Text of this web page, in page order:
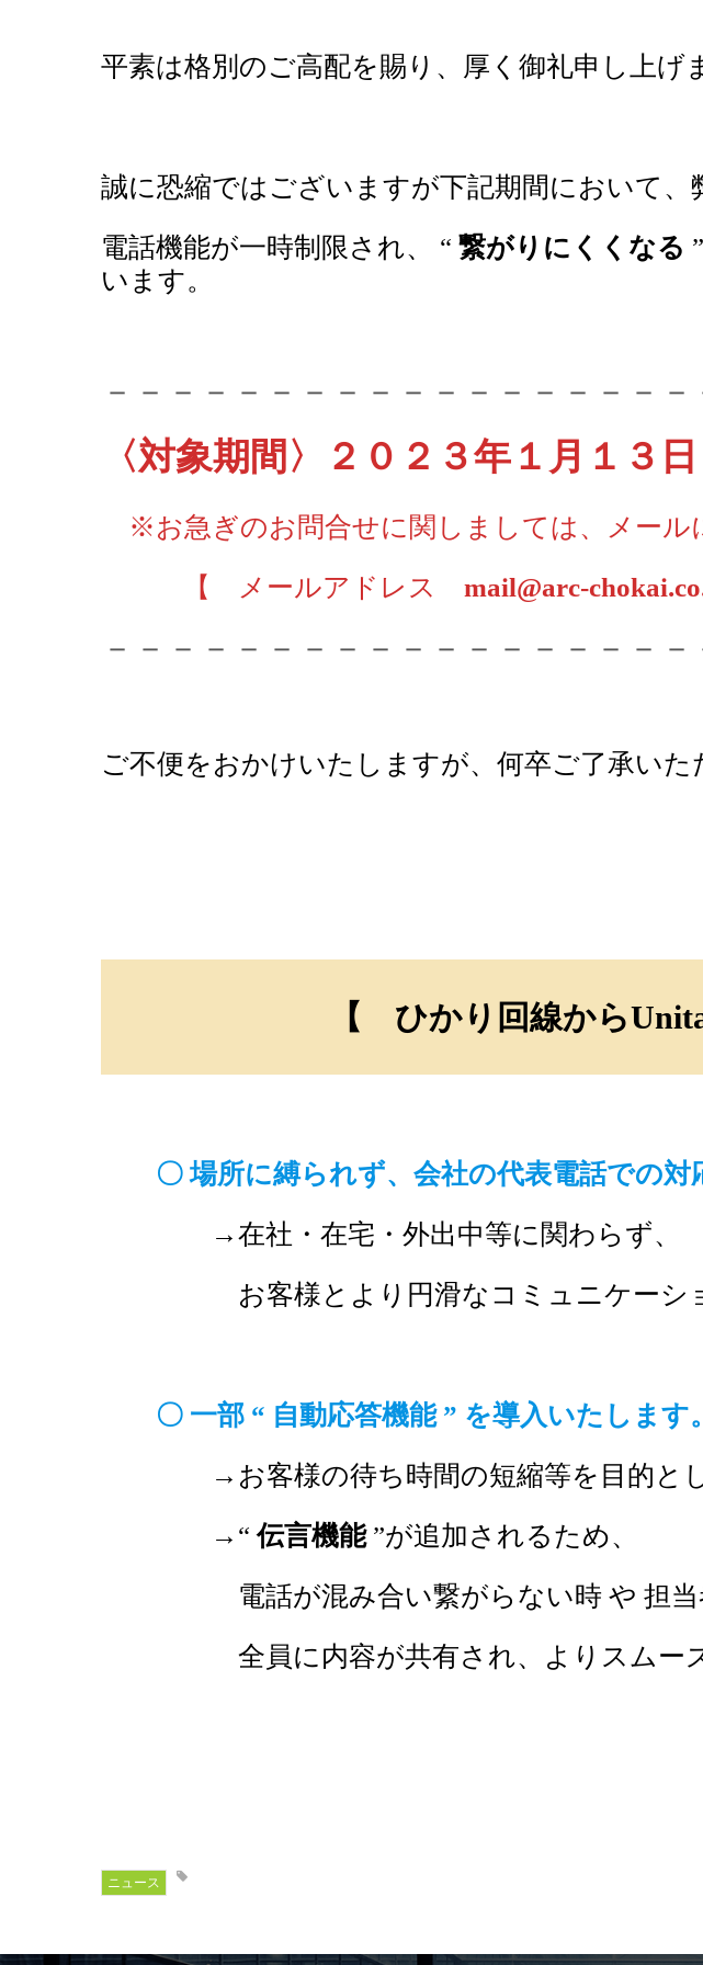
平素は格別のご高配を賜り、厚く御礼申し上げ
誠に恐縮ではございますが下記期間において
電話機能が一時制限され、 “ 繋がりにくくなる
います。
－－－－－－－－－－－－－－－－－
〈対象期間〉２０２３年１月１３日
※お急ぎのお問合せに関しましては、メール
【 メールアドレス mail@arc-
－－－－－－－－－－－－－－－－－
ご不便をおかけいたしますが、何卒ご了承い
【 ひかり回線から
〇 場所に縛られず、会社の代表電話での対
→在社・在宅・外出中等に関わらず、
お客様とより円滑なコミュニケーション
〇 一部 “ 自動応答機能 ” を導入いたします。
→お客様の待ち時間の短縮等を目的とし
→ “伝言機能”が追加されるため、
電話が混み合い繋がらない時 や 担当者
全員に内容が共有され、よりスムーズな
ニュース